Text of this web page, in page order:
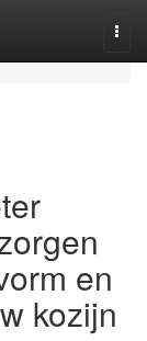
en
kozijn